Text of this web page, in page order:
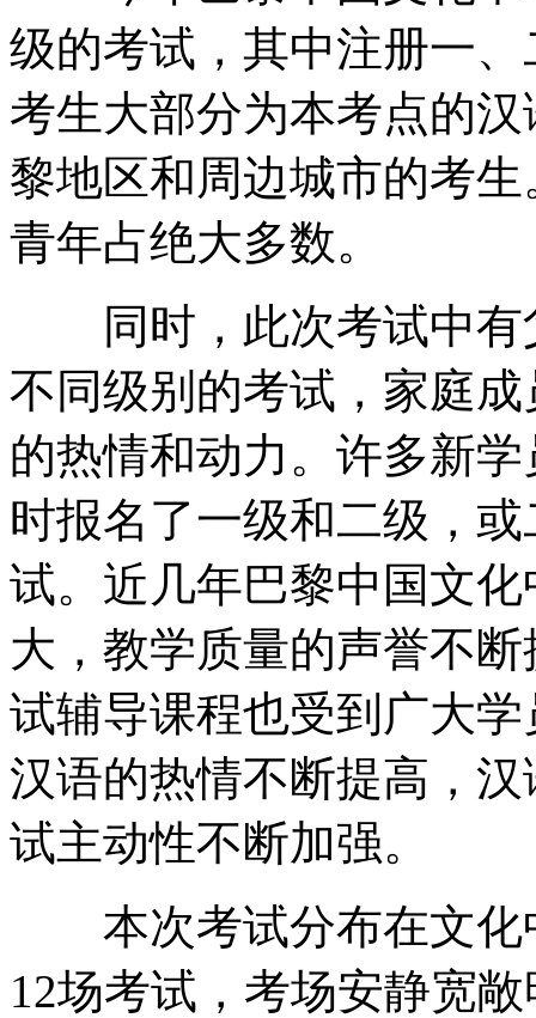
级的考试，其中注册一
考生大部分为本考点的
黎地区和周边城市的考
青年占绝大多数。
同时，此次考试中有
不同级别的考试，家庭
的热情和动力。许多新
时报名了一级和二级，
试。近几年巴黎中国文
大，教学质量的声誉不
试辅导课程也受到广大
汉语的热情不断提高，
试主动性不断加强。
本次考试分布在文化
12场考试，考场安静宽